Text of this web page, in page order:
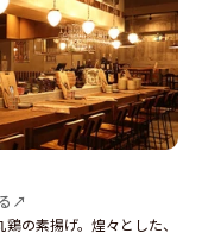
↗
の素揚げ。煌々とした、